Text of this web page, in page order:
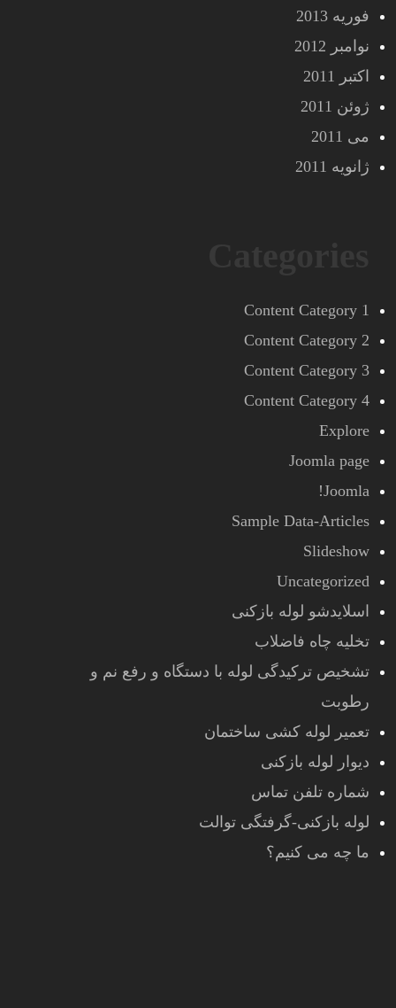
فوریه 2013
نوامبر 2012
اکتبر 2011
ژوئن 2011
می 2011
ژانویه 2011
Content Category 1
Content Category 2
Content Category 3
Content Category 4
Explore
Joomla page
Joomla!
Sample Data-Articles
Slideshow
Uncategorized
اسلایدشو لوله بازکنی
تخلیه چاه فاضلاب
تشخیص ترکیدگی لوله با دستگاه و رفع نم و
رطوبت
تعمیر لوله کشی ساختمان
دیوار لوله بازکنی
شماره تلفن تماس
لوله بازکنی-گرفتگی توالت
ما چه می کنیم؟